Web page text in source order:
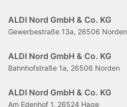
ALDI Nord GmbH & Co. KG
Gewerbestraße 13a, 26506 Norden
ALDI Nord GmbH & Co. KG
Bahnhofstraße 1a, 26506 Norden
ALDI Nord GmbH & Co. KG
Am Edenhof 1, 26524 Hage